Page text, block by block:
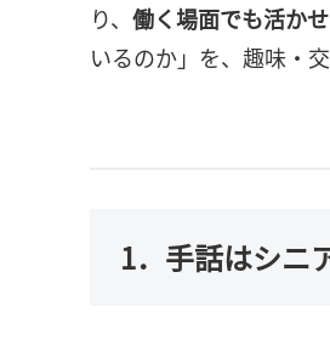
り、 働く場面でも活か
いるのか」を、趣味・
1．手話はシニ